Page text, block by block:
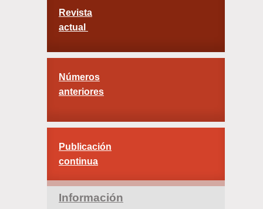
Revista
actual
Números
anteriores
Publicación
continua
Información